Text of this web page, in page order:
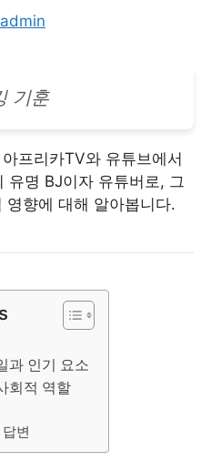
admin
기훈
프리카TV와 유튜브 에서
유명 BJ이자 유튜버로, 그
영향에 대해 알아봅니다.
과 인기 요소
회적 역할
변